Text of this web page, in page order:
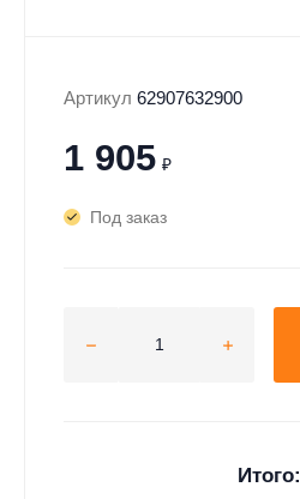
Артикул 62907632900
1 905 ₽
Под заказ
Итого: